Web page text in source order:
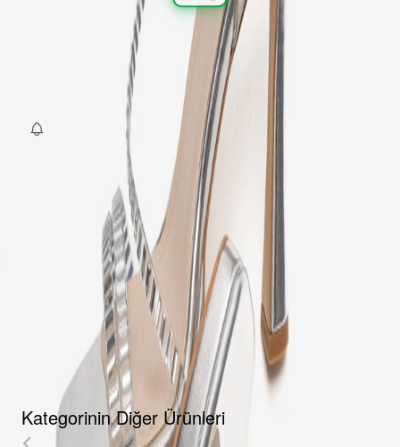
40
SEPETE EKLE
Fırsat Kombini Componenti Buraya Gelecek
ÜRÜN HAKKINDA
TAKSIT SEÇENEKLERI
AKSESUARLAR
Kategorinin Diğer Ürünleri